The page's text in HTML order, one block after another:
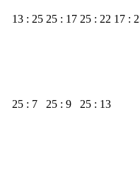
13 : 25 25 : 17 25 : 22 17 :
25 : 7 25 : 9 25 : 13